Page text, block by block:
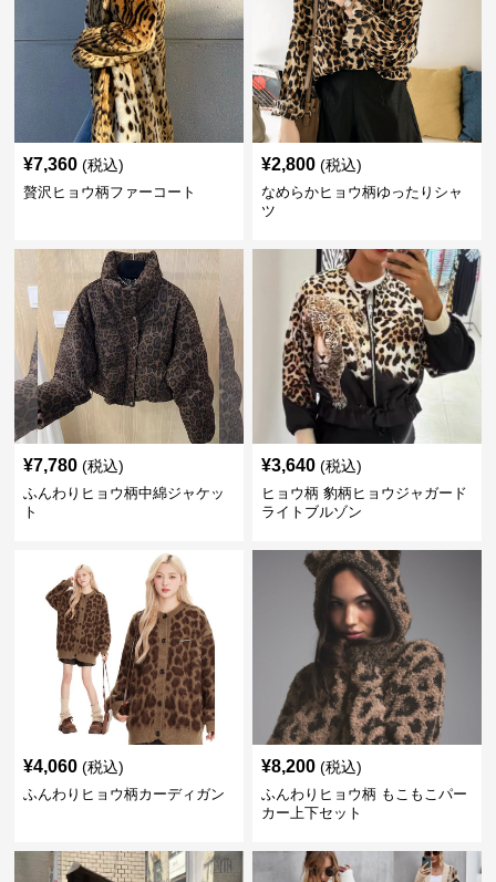
¥7,360 (税込)
贅沢ヒョウ柄ファーコート
¥2,800 (税込)
なめらかヒョウ柄ゆったりシャ
ツ
¥7,780 (税込)
ふんわりヒョウ柄中綿ジャケッ
ト
¥3,640 (税込)
ヒョウ柄 豹柄ヒョウジャガード
ライトブルゾン
¥4,060 (税込)
ふんわりヒョウ柄カーディガン
¥8,200 (税込)
ふんわりヒョウ柄 もこもこパー
カー上下セット